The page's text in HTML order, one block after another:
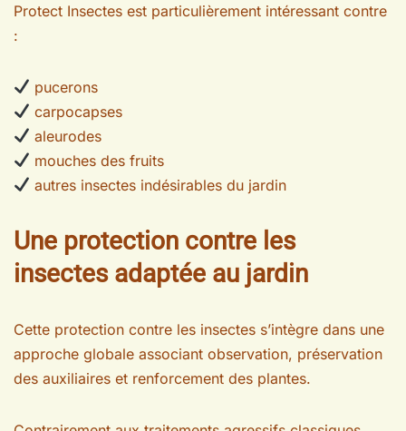
Protect Insectes est particulièrement intéressant contre
:
pucerons
carpocapses
aleurodes
mouches des fruits
autres insectes indésirables du jardin
Une protection contre les
insectes adaptée au jardin
Cette protection contre les insectes s’intègre dans une
approche globale associant observation, préservation
des auxiliaires et renforcement des plantes.